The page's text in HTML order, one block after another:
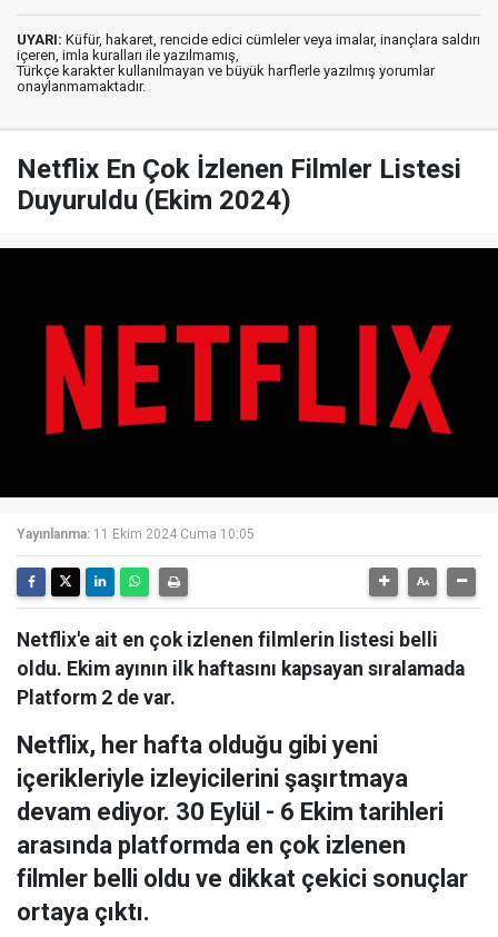
UYARI: Küfür, hakaret, rencide edici cümleler veya imalar, inançlara saldırı
içeren, imla kuralları ile yazılmamış,
Türkçe karakter kullanılmayan ve büyük harflerle yazılmış yorumlar
onaylanmamaktadır.
Netflix En Çok İzlenen Filmler Listesi
Duyuruldu (Ekim 2024)
Yayınlanma: 11 Ekim 2024 Cuma 10:05
Netflix'e ait en çok izlenen filmlerin listesi belli
oldu. Ekim ayının ilk haftasını kapsayan sıralamada
Platform 2 de var.
Netflix, her hafta olduğu gibi yeni
içerikleriyle izleyicilerini şaşırtmaya
devam ediyor. 30 Eylül - 6 Ekim tarihleri
arasında platformda en çok izlenen
filmler belli oldu ve dikkat çekici sonuçlar
ortaya çıktı.